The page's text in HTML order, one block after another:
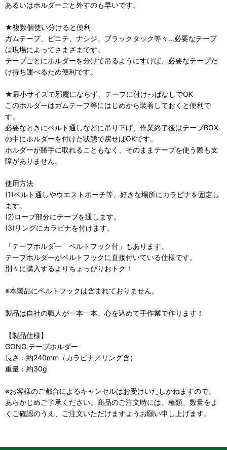
あるいはホルダーごと外すのも早いです。
★複数個使い分けると便利
ガムテープ、ビニテ、ナシジ、ブラックタック等々…必要なテープ
は現場によってさまざまです。
テープごとにホルダーを分けて吊るようにすけば、必要なテープだ
け持ち運べるため便利です。
★最小サイズで邪魔にならず、テープに付けっぱなしでOK
このホルダーはガムテープ等にはじめから装着しておくと便利で
す。
必要なときにベルト通しなどに吊り下げ、作業終了後はテープBOX
の中にホルダーを付けた状態で戻せばOKです。
ホルダーが勝手に取れることもなく、そのままテープを使う際も支
障がありません。
使用方法
(1)ベルト通しやウエストポーチ等、好きな場所にカラビナを固定し
ます。
(2)ロープ部分にテープを通します。
(3)リングにカラビナを付けます。
「テープホルダー ベルトフック付」もあります。
テープホルダーがベルトフックに直接付いている仕様です。
別々に購入するよりちょっぴりおトク！
※本製品にベルトフックは含まれておりません。
製品は自社の職人が一本一本、心を込めて手作業で作ります！
【製品仕様】
GONG テープホルダー
長さ：約240mm（カラビナ／リング含）
重量：約30g
※お客様のご都合によるキャンセルはお受けいたしかねますので、
あらかじめご了承ください。商品のご注文時には、種類、数量をよ
くご確認のうえ、ご注文いただけますようお願い申し上げます。